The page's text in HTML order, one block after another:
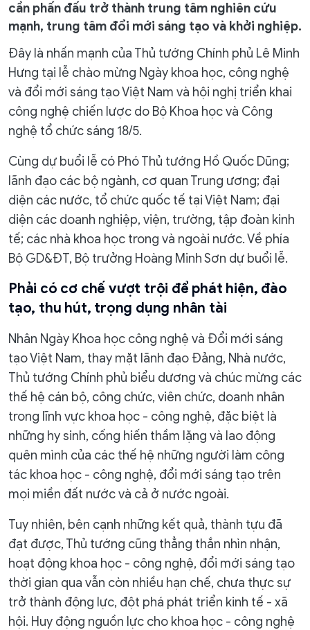
cần phấn đấu trở thành trung tâm nghiên cứu
mạnh, trung tâm đổi mới sáng tạo và khởi nghiệp.
Đây là nhấn mạnh của Thủ tướng Chính phủ Lê Minh
Hưng tại lễ chào mừng Ngày khoa học, công nghệ
và đổi mới sáng tạo Việt Nam và hội nghị triển khai
công nghệ chiến lược do Bộ Khoa học và Công
nghệ tổ chức sáng 18/5.
Cùng dự buổi lễ có Phó Thủ tướng Hồ Quốc Dũng;
lãnh đạo các bộ ngành, cơ quan Trung ương; đại
diện các nước, tổ chức quốc tế tại Việt Nam; đại
diện các doanh nghiệp, viện, trường, tập đoàn kinh
tế; các nhà khoa học trong và ngoài nước. Về phía
Bộ GD&ĐT, Bộ trưởng Hoàng Minh Sơn dự buổi lễ.
Phải có cơ chế vượt trội để phát hiện, đào
tạo, thu hút, trọng dụng nhân tài
Nhân Ngày Khoa học công nghệ và Đổi mới sáng
tạo Việt Nam, thay mặt lãnh đạo Đảng, Nhà nước,
Thủ tướng Chính phủ biểu dương và chúc mừng các
thế hệ cán bộ, công chức, viên chức, doanh nhân
trong lĩnh vực khoa học - công nghệ, đặc biệt là
những hy sinh, cống hiến thầm lặng và lao động
quên mình của các thế hệ những người làm công
tác khoa học - công nghệ, đổi mới sáng tạo trên
mọi miền đất nước và cả ở nước ngoài.
Tuy nhiên, bên cạnh những kết quả, thành tựu đã
đạt được, Thủ tướng cũng thẳng thắn nhìn nhận,
hoạt động khoa học - công nghệ, đổi mới sáng tạo
thời gian qua vẫn còn nhiều hạn chế, chưa thực sự
trở thành động lực, đột phá phát triển kinh tế - xã
hội. Huy động nguồn lực cho khoa học - công nghệ